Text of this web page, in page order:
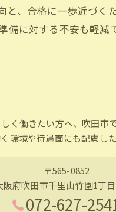
、合格に一歩近づ
に対する不安も軽減
く働きたい方へ、吹田
環境や待遇面にも配慮し
〒565-0852
阪府吹田市千里山竹園1丁
072-627-